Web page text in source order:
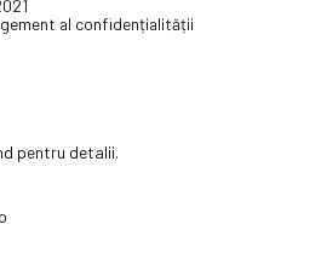
al confidențialității
pentru detalii.